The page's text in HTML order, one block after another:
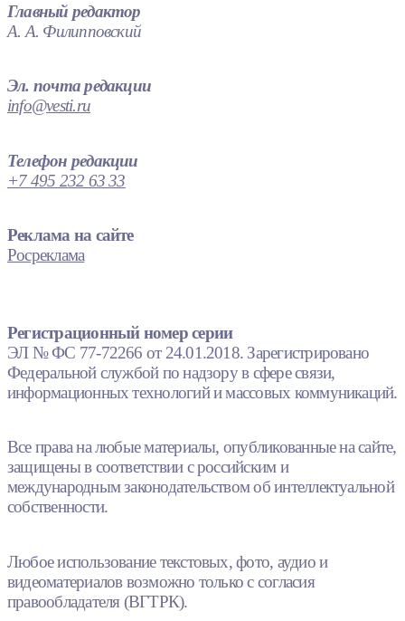
Главный редактор
А. А. Филипповский
Эл. почта редакции
info@vesti.ru
Телефон редакции
+7 495 232 63 33
Реклама на сайте
Росреклама
Регистрационный номер серии
ЭЛ № ФС 77-72266 от 24.01.2018. Зарегистрировано
Федеральной службой по надзору в сфере связи,
информационных технологий и массовых коммуникаций.
Все права на любые материалы, опубликованные на сайте,
защищены в соответствии с российским и
международным законодательством об интеллектуальной
собственности.
Любое использование текстовых, фото, аудио и
видеоматериалов возможно только с согласия
правообладателя (ВГТРК).